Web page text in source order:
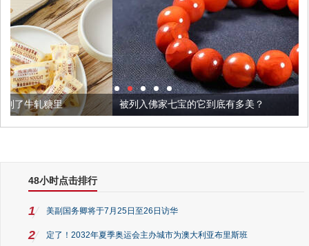
被列入佛家七宝的它到底有多美？
48小时点击排行
1 美副国务卿将于7月25日至26日访华
2 定了！2032年夏季奥运会主办城市为澳大利亚布里斯班